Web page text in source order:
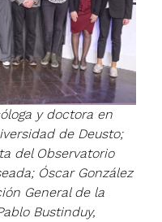
y doctora en
de Deusto;
del Observatorio
Óscar González
General de la
Bustinduy,